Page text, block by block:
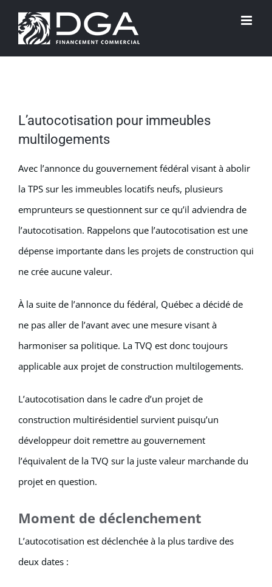
Passer
L’autocotisation pour immeubles
multilogements
Avec l’annonce du gouvernement fédéral visant à abolir
la TPS sur les immeubles locatifs neufs, plusieurs
emprunteurs se questionnent sur ce qu’il adviendra de
l’autocotisation. Rappelons que l’autocotisation est une
dépense importante dans les projets de construction qui
ne crée aucune valeur.
À la suite de l’annonce du fédéral, Québec a décidé de
ne pas aller de l’avant avec une mesure visant à
harmoniser sa politique. La TVQ est donc toujours
applicable aux projet de construction multilogements.
L’autocotisation dans le cadre d’un projet de
construction multirésidentiel survient puisqu’un
développeur doit remettre au gouvernement
l’équivalent de la TVQ sur la juste valeur marchande du
projet en question.
Moment de déclenchement
L’autocotisation est déclenchée à la plus tardive des
deux dates :